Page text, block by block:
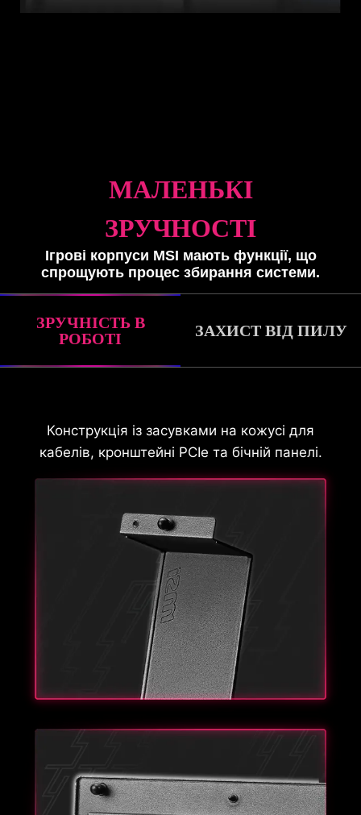
МАЛЕНЬКІ
ЗРУЧНОСТІ
Ігрові корпуси MSI мають функції, що
спрощують процес збирання системи.
ЗРУЧНІСТЬ В
РОБОТІ ЗАХИСТ ВІД ПИЛУ
Конструкція із засувками на кожусі для
кабелів, кронштейні PCIe та бічній панелі.
ПОВНОЦІННИЙ ЗАХИСТ
ВІД ПИЛУ
Передня панель MPG GUNGNIR серії 300 має
перфоровану передню панель. Це дозволяє
пропускати потік повітря в систему, блокуючи
при цьому масове потрапляння пилу в
систему. Пилові фільтри, що розташовані на
інших сторонах корпусу комп'ютера,
ефективно запобігають потраплянню дрібних
частинок і підвищують зручність очищення.